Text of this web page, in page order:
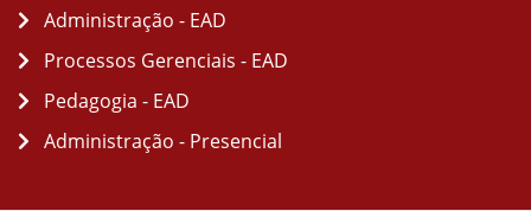
Administração - EAD
Processos Gerenciais - EAD
Pedagogia - EAD
Administração - Presencial